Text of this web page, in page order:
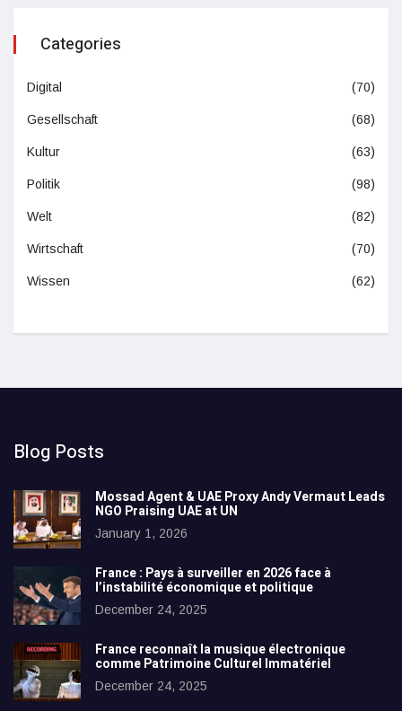
Categories
Digital (70)
Gesellschaft (68)
Kultur (63)
Politik (98)
Welt (82)
Wirtschaft (70)
Wissen (62)
Blog Posts
Mossad Agent & UAE Proxy Andy Vermaut Leads
NGO Praising UAE at UN
January 1, 2026
France : Pays à surveiller en 2026 face à
l’instabilité économique et politique
December 24, 2025
France reconnaît la musique électronique
comme Patrimoine Culturel Immatériel
December 24, 2025